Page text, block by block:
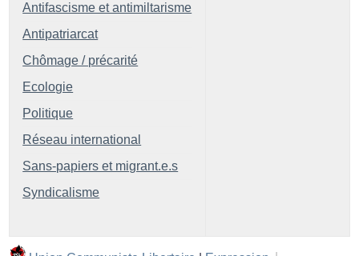
Antifascisme et antimiltarisme
Antipatriarcat
Chômage / précarité
Ecologie
Politique
Réseau international
Sans-papiers et migrant.e.s
Syndicalisme